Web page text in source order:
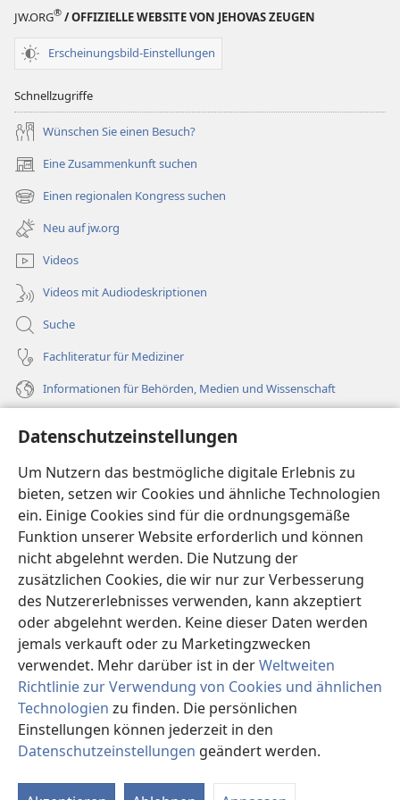
Datenschutzeinstellungen
Um Nutzern das bestmögliche digitale Erlebnis zu
bieten, setzen wir Cookies und ähnliche Technologien
ein. Einige Cookies sind für die ordnungsgemäße
Funktion unserer Website erforderlich und können
nicht abgelehnt werden. Die Nutzung der
zusätzlichen Cookies, die wir nur zur Verbesserung
des Nutzererlebnisses verwenden, kann akzeptiert
oder abgelehnt werden. Keine dieser Daten werden
jemals verkauft oder zu Marketingzwecken
verwendet. Mehr darüber ist in derWeltweiten
Richtlinie zur Verwendung von Cookies und ähnlichen
Technologien zu finden. Die persönlichen
Einstellungen können jederzeit in den
Datenschutzeinstellungen geändert werden.
JW.ORG® / OFFIZIELLE WEBSITE VON JEHOVAS ZEUGEN
Erscheinungsbild-Einstellungen
Schnellzugriffe
Wünschen Sie einen Besuch?
Eine Zusammenkunft suchen
(öffnet
neues
Fenster)
Einen regionalen Kongress suchen
(öffnet
neues
Fenster)
Neu auf jw.org
Videos
Videos mit Audiodeskriptionen
Suche
Fachliteratur für Mediziner
Informationen für Behörden, Medien und Wissenschaft
Spenden
(öffnet
neues
Fenster)Wachtturm ONLINE-BIBLIOTHEK
(öffnet
neues
Fenster)JW Hub®
(öffnet
neues
Fenster)JW Library
Watchtower Library ®
Copyright© 2026 Watch Tower Bible and Tract Society of Pennsylvania.
NUTZUNGSBEDINGUNGEN| DATENSCHUTZERKLÄRUNG
DATENSCHUTZEINSTELLUNGEN